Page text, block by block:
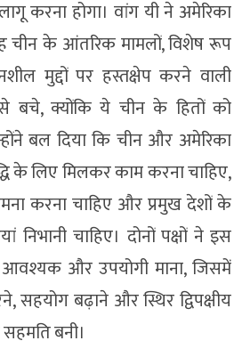
करना होगा। वांग यी ने अमेरिका
चीन के आंतरिक मामलों, विशेष रूप
मुद्दों पर हस्तक्षेप करने वाली
से बचे, क्योंकि ये चीन के हितों को
बल दिया कि चीन और अमेरिका
के लिए मिलकर काम करना चाहिए,
करना चाहिए और प्रमुख देशों के
निभानी चाहिए। दोनों पक्षों ने इस
और उपयोगी माना, जिसमें
सहयोग बढ़ाने और स्थिर द्विपक्षीय
बनी।